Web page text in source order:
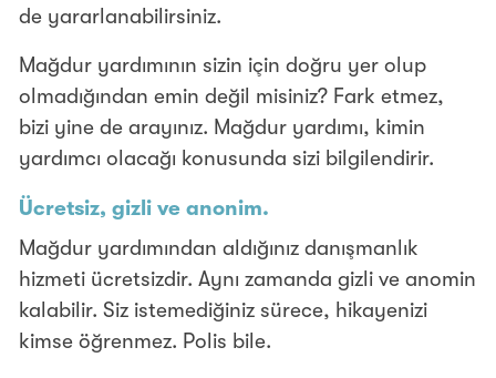
de yararlanabilirsiniz.
Mağdur yardımının sizin için doğru yer olup
olmadığından emin değil misiniz? Fark etmez,
bizi yine de arayınız. Mağdur yardımı, kimin
yardımcı olacağı konusunda sizi bilgilendirir.
Ücretsiz, gizli ve anonim.
Mağdur yardımından aldığınız danışmanlık
hizmeti ücretsizdir. Aynı zamanda gizli ve anomin
kalabilir. Siz istemediğiniz sürece, hikayenizi
kimse öğrenmez. Polis bile.